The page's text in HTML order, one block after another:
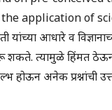
application of
आधारे व
ठरू शकते. त्यामुळे
होऊन अनेक प्रश्नांची